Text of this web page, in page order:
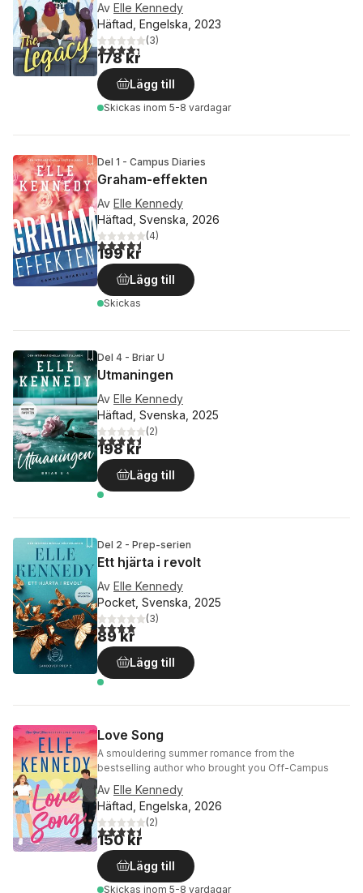
Av Elle Kennedy
Häftad, Engelska, 2023
4,3utav 5 stjärnor. Totalt antal röster:
(3)
178 kr
Lägg till
Skickas inom 5-8 vardagar
Del 1 - Campus Diaries
Graham-effekten
Av Elle Kennedy
Häftad, Svenska, 2026
4,5utav 5 stjärnor. Totalt antal röster:
(4)
199 kr
Lägg till
Skickas
Del 4 - Briar U
Utmaningen
Av Elle Kennedy
Häftad, Svenska, 2025
4,5utav 5 stjärnor. Totalt antal röster:
(2)
198 kr
Lägg till
Del 2 - Prep-serien
Ett hjärta i revolt
Av Elle Kennedy
Pocket, Svenska, 2025
4,0utav 5 stjärnor. Totalt antal röster:
(3)
89 kr
Lägg till
Love Song
A smouldering summer romance from the
bestselling author who brought you Off-Campus
Av Elle Kennedy
Häftad, Engelska, 2026
4,5utav 5 stjärnor. Totalt antal röster:
(2)
150 kr
Lägg till
Skickas inom 5-8 vardagar